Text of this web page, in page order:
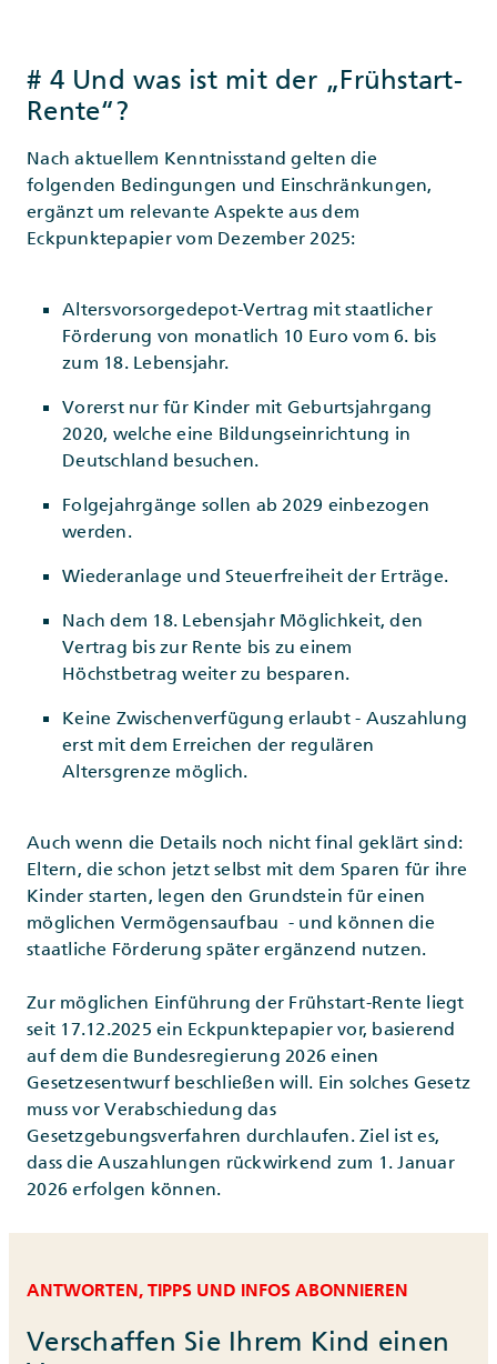
# 4 Und was ist mit der „Frühstart-
Rente“?
Nach aktuellem Kenntnisstand gelten die
folgenden Bedingungen und Einschränkungen,
ergänzt um relevante Aspekte aus dem
Eckpunktepapier vom Dezember 2025:
Altersvorsorgedepot-Vertrag mit staatlicher
Förderung von monatlich 10 Euro vom 6. bis
zum 18. Lebensjahr.
Vorerst nur für Kinder mit Geburtsjahrgang
2020, welche eine Bildungseinrichtung in
Deutschland besuchen.
Folgejahrgänge sollen ab 2029 einbezogen
werden.
Wiederanlage und Steuerfreiheit der Erträge.
Nach dem 18. Lebensjahr Möglichkeit, den
Vertrag bis zur Rente bis zu einem
Höchstbetrag weiter zu besparen.
Keine Zwischenverfügung erlaubt - Auszahlung
erst mit dem Erreichen der regulären
Altersgrenze möglich.
Auch wenn die Details noch nicht final geklärt sind:
Eltern, die schon jetzt selbst mit dem Sparen für ihre
Kinder starten, legen den Grundstein für einen
möglichen Vermögensaufbau - und können die
staatliche Förderung später ergänzend nutzen.
Zur möglichen Einführung der Frühstart-Rente liegt
seit 17.12.2025 ein Eckpunktepapier vor, basierend
auf dem die Bundesregierung 2026 einen
Gesetzesentwurf beschließen will. Ein solches Gesetz
muss vor Verabschiedung das
Gesetzgebungsverfahren durchlaufen. Ziel ist es,
dass die Auszahlungen rückwirkend zum 1. Januar
2026 erfolgen können.
ANTWORTEN, TIPPS UND INFOS ABONNIEREN
Verschaffen Sie Ihrem Kind einen